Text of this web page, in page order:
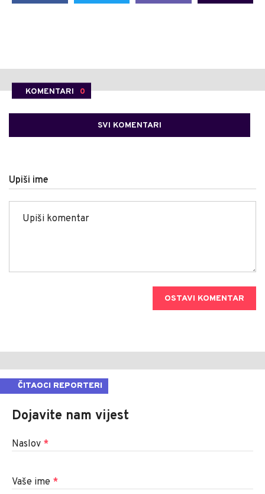
KOMENTARI 0
SVI KOMENTARI
Upiši ime
OSTAVI KOMENTAR
ČITAOCI REPORTERI
Dojavite nam vijest
Naslov *
Vaše ime *